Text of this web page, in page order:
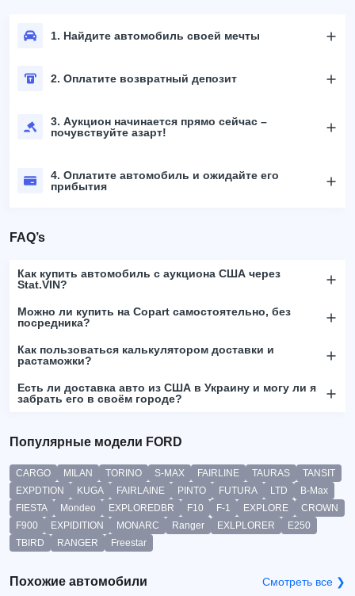
1. Найдите автомобиль своей мечты
2. Оплатите возвратный депозит
3. Аукцион начинается прямо сейчас –
почувствуйте азарт!
4. Оплатите автомобиль и ожидайте его
прибытия
FAQ’s
Как купить автомобиль с аукциона США через
Stat.VIN?
Можно ли купить на Copart самостоятельно, без
посредника?
Как пользоваться калькулятором доставки и
растаможки?
Есть ли доставка авто из США в Украину и могу ли я
забрать его в своём городе?
Популярные модели FORD
CARGO MILAN TORINO S-MAX FAIRLINE TAURAS
TANSIT
EXPDTION
KUGA FAIRLAINE PINTO FUTURA LTD
B-Max
FIESTA
Mondeo EXPLOREDBR F10 F-1 EXPLORE
CROWN
F900
EXPIDITION MONARC Ranger EXLPLORER
E250
TBIRD
RANGER Freestar
Похожие автомобили Смотреть все ❯